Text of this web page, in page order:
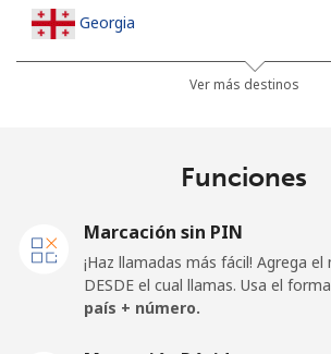
Georgia
⁦29.5¢⁩
16
⁦€5⁩
Germany
Línea fija ⁦1.5¢⁩
333
Ver más destinos
Funciones
Marcación sin PIN
¡Haz llamadas más fácil! Agrega
DESDE el cual llamas. Usa el
país + número.